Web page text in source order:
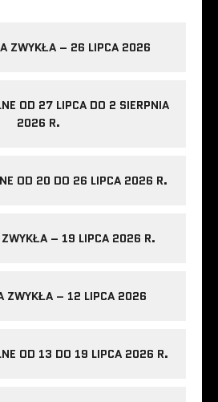
ZWYKŁA – 26 LIPCA 2026
OD 27 LIPCA DO 2 SIERPNIA
2026 R.
OD 20 DO 26 LIPCA 2026 R.
– 19 LIPCA 2026 R.
ZWYKŁA – 12 LIPCA 2026
OD 13 DO 19 LIPCA 2026 R.